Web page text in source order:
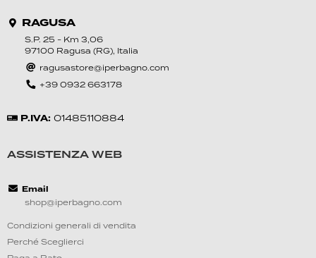
RAGUSA
S.P. 25 - Km 3,06
97100 Ragusa (RG), Italia
ragusastore@iperbagno.com
+39 0‍932 6631‍78
P.IVA: 01‍485110884
ASSISTENZA WEB
Email
shop@iperbagno.com
Condizioni generali di vendita
Perché Sceglierci